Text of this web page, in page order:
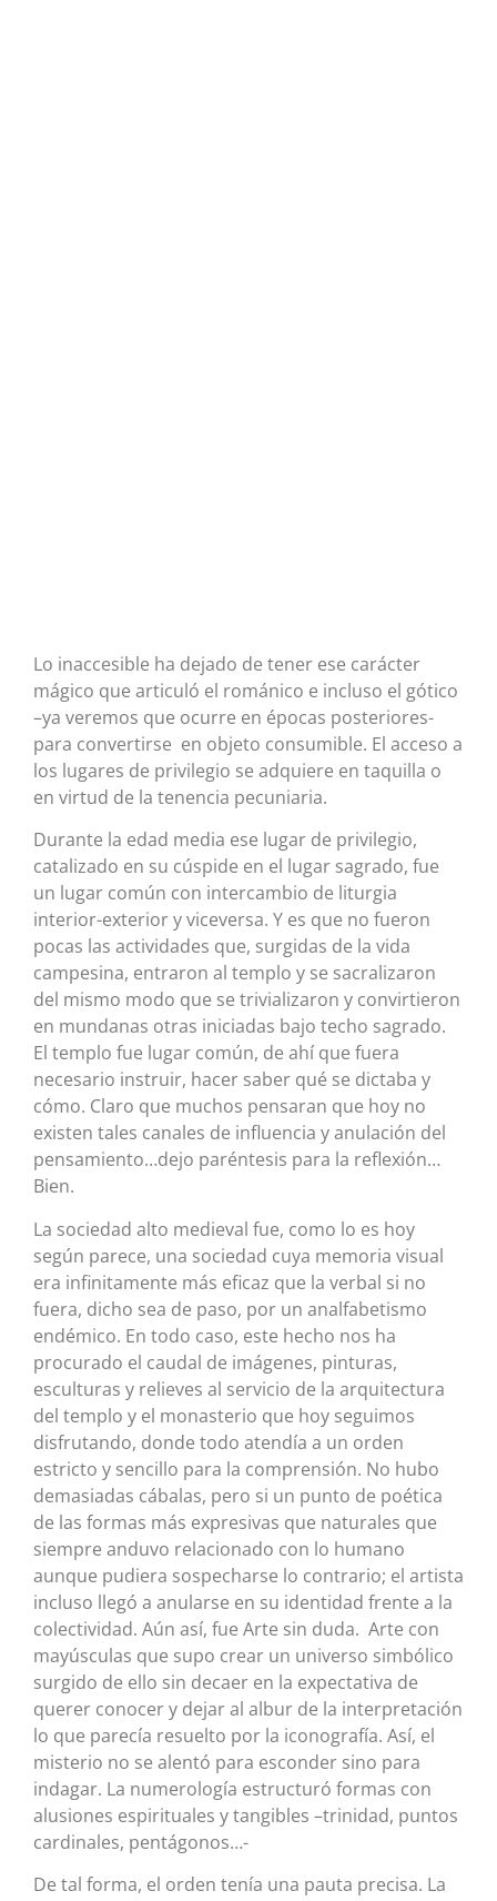
Lo inaccesible ha dejado de tener ese carácter
mágico que articuló el románico e incluso el gótico
–ya veremos que ocurre en épocas posteriores-
para convertirse en objeto consumible. El acceso a
los lugares de privilegio se adquiere en taquilla o
en virtud de la tenencia pecuniaria.
Durante la edad media ese lugar de privilegio,
catalizado en su cúspide en el lugar sagrado, fue
un lugar común con intercambio de liturgia
interior-exterior y viceversa. Y es que no fueron
pocas las actividades que, surgidas de la vida
campesina, entraron al templo y se sacralizaron
del mismo modo que se trivializaron y convirtieron
en mundanas otras iniciadas bajo techo sagrado.
El templo fue lugar común, de ahí que fuera
necesario instruir, hacer saber qué se dictaba y
cómo. Claro que muchos pensaran que hoy no
existen tales canales de influencia y anulación del
pensamiento…dejo paréntesis para la reflexión…
Bien.
La sociedad alto medieval fue, como lo es hoy
según parece, una sociedad cuya memoria visual
era infinitamente más eficaz que la verbal si no
fuera, dicho sea de paso, por un analfabetismo
endémico. En todo caso, este hecho nos ha
procurado el caudal de imágenes, pinturas,
esculturas y relieves al servicio de la arquitectura
del templo y el monasterio que hoy seguimos
disfrutando, donde todo atendía a un orden
estricto y sencillo para la comprensión. No hubo
demasiadas cábalas, pero si un punto de poética
de las formas más expresivas que naturales que
siempre anduvo relacionado con lo humano
aunque pudiera sospecharse lo contrario; el artista
incluso llegó a anularse en su identidad frente a la
colectividad. Aún así, fue Arte sin duda. Arte con
mayúsculas que supo crear un universo simbólico
surgido de ello sin decaer en la expectativa de
querer conocer y dejar al albur de la interpretación
lo que parecía resuelto por la iconografía. Así, el
misterio no se alentó para esconder sino para
indagar. La numerología estructuró formas con
alusiones espirituales y tangibles –trinidad, puntos
cardinales, pentágonos…-
De tal forma, el orden tenía una pauta precisa. La